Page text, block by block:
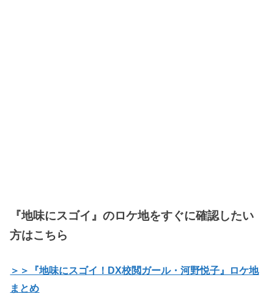
『地味にスゴイ』のロケ地をすぐに確認したい
方はこちら
＞＞『地味にスゴイ！DX校閲ガール・河野悦子』ロケ地
まとめ